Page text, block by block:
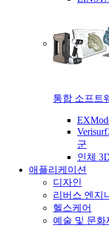
통합 소프트
군
인체
애플리케이션
디자인
리버스 엔지
헬스케어
예술 및 문화